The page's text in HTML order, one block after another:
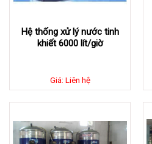
Hệ thống xử lý nước tinh
khiết 6000 lít/giờ
Giá: Liên hệ